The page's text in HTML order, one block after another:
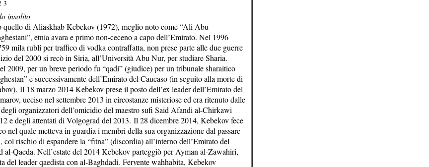
3
insolito
di Aliaskhab Kebekov (1972), meglio noto come “Ali Abu
etnia avara e primo non-ceceno a capo dell’Emirato. Nel 1996
mila rubli per traffico di vodka contraffatta, non prese parte alle due guerre
del 2000 si recò in Siria, all’Università Abu Nur, per studiare Sharia.
2009, per un breve periodo fu “qadi” (giudice) per un tribunale sharaitico
e successivamente dell’Emirato del Caucaso (in seguito alla morte di
Il 18 marzo 2014 Kebekov prese il posto dell’ex leader dell’Emirato del
ucciso nel settembre 2013 in circostanze misteriose ed era ritenuto dalle
organizzatori dell’omicidio del maestro sufi Said Afandi al-Chirkawi
e degli attentati di Volgograd del 2013. Il 28 dicembre 2014, Kebekov fece
nel quale metteva in guardia i membri della sua organizzazione dal passare
col rischio di espandere la “fitna” (discordia) all’interno dell’Emirato del
al-Qaeda. Nell’estate del 2014 Kebekov parteggiò per Ayman al-Zawahiri,
del leader qaedista con al-Baghdadi. Fervente wahhabita, Kebekov